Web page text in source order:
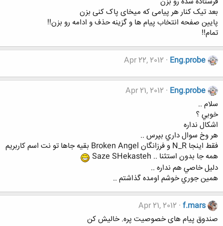
بعد تیک کنار هر پیامی که میخای پاک کنی بزن
پایین صفحه انتخاب پیام ها و گزینه حذف و ادامه رو بزن!!
تمام!!
Eng.probe
Apr 22, 2012
Eng.probe
Apr 21, 2012
سلام ..
خوبي ؟
اشكال نداره
هر وخ سوال داري بپرس ..
فقط اينجا N_R و فرزانگان Broken Angel بقيه جاها تو نت اسم كاربريم
همه جا بدون استثنا .. Saze SHekasteh
دليل خاصي هم نداره ..
همين جوري خوشم اومده گذاشتم ..
f.mars
Apr 21, 2012
صندوق پیام های خصوصیت پره. خالیش کن